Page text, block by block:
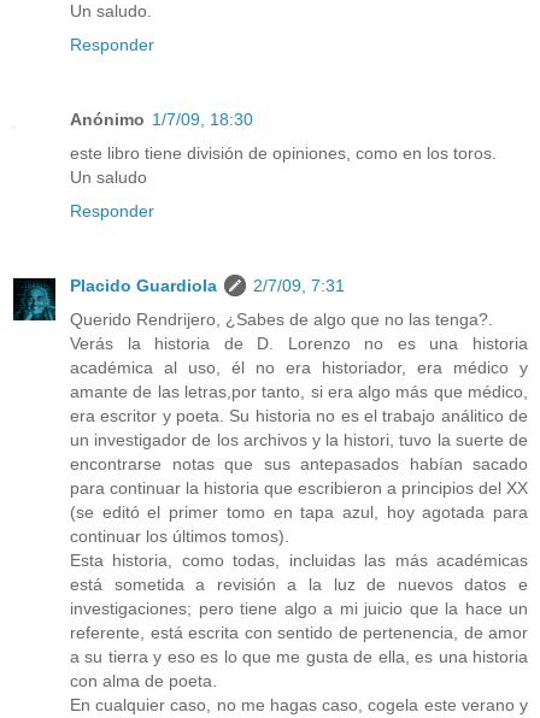
Un saludo.
Responder
Anónimo 1/7/09, 18:30
este libro tiene división de opiniones, como en los toros.
Un saludo
Responder
Placido Guardiola
2/7/09, 7:31
Querido Rendrijero, ¿Sabes de algo que no las tenga?.
Verás la historia de D. Lorenzo no es una historia
académica al uso, él no era historiador, era médico y
amante de las letras,por tanto, si era algo más que médico,
era escritor y poeta. Su historia no es el trabajo análitico de
un investigador de los archivos y la histori, tuvo la suerte de
encontrarse notas que sus antepasados habían sacado
para continuar la historia que escribieron a principios del XX
(se editó el primer tomo en tapa azul, hoy agotada para
continuar los últimos tomos).
Esta historia, como todas, incluidas las más académicas
está sometida a revisión a la luz de nuevos datos e
investigaciones; pero tiene algo a mi juicio que la hace un
referente, está escrita con sentido de pertenencia, de amor
a su tierra y eso es lo que me gusta de ella, es una historia
con alma de poeta.
En cualquier caso, no me hagas caso, cogela este verano y